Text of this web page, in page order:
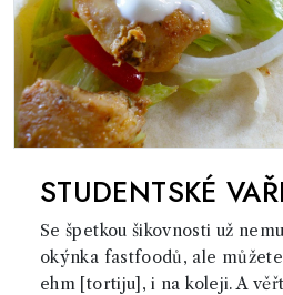
STUDENTSKÉ
Se špetkou šikovnosti už
okýnka fastfoodů, ale
ehm [tortiju], i na koleji. A